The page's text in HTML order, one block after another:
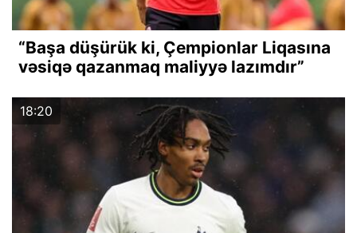
“Başa düşürük ki, Çempionlar Liqasına
vəsiqə qazanmaq maliyyə lazımdır”
18:20